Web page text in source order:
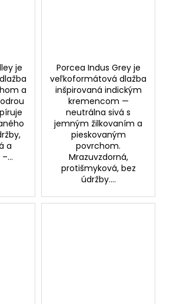
je
a
a
Porcea Indus Grey je
veľkoformátová dlažba
inšpirovaná indickým
kremencom —
neutrálna sivá s
jemným žilkovaním a
pieskovaným
povrchom.
Mrazuvzdorná,
protišmyková, bez
údržby....